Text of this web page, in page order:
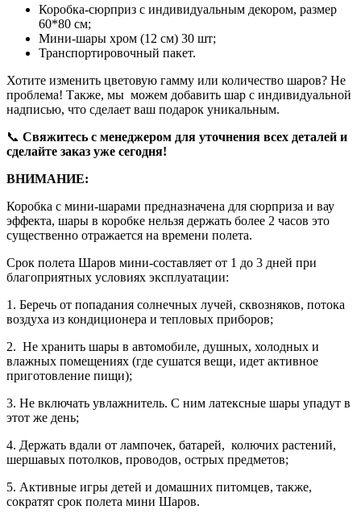
Коробка-сюрприз с индивидуальным декором, размер
60*80 см;
Мини-шары хром (12 см) 30 шт;
Транспортировочный пакет.
Хотите изменить цветовую гамму или количество шаров? Не
проблема! Также, мы можем добавить шар с индивидуальной
надписью, что сделает ваш подарок уникальным.
📞 Свяжитесь с менеджером для уточнения всех деталей и
сделайте заказ уже сегодня!
ВНИМАНИЕ:
Коробка с мини-шарами предназначена для сюрприза и вау
эффекта, шары в коробке нельзя держать более 2 часов это
существенно отражается на времени полета.
Срок полета Шаров мини-составляет от 1 до 3 дней при
благоприятных условиях эксплуатации:
1. Беречь от попадания солнечных лучей, сквозняков, потока
воздуха из кондиционера и тепловых приборов;
2. Не хранить шары в автомобиле, душных, холодных и
влажных помещениях (где сушатся вещи, идет активное
приготовление пищи);
3. Не включать увлажнитель. С ним латексные шары упадут в
этот же день;
4. Держать вдали от лампочек, батарей, колючих растений,
шершавых потолков, проводов, острых предметов;
5. Активные игры детей и домашних питомцев, также,
сократят срок полета мини Шаров.